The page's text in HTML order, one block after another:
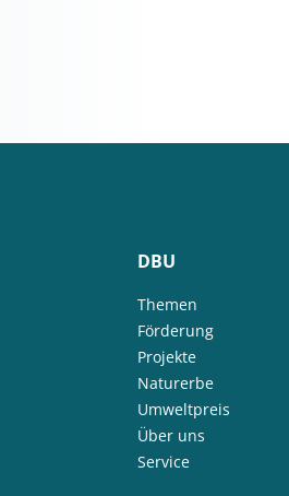
DBU
Themen
Förderung
Projekte
Naturerbe
Umweltpreis
Über uns
Service